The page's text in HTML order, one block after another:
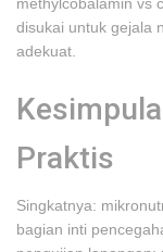
disukai untuk gejala
adekuat.
Praktis
Singkatnya:
bagian inti